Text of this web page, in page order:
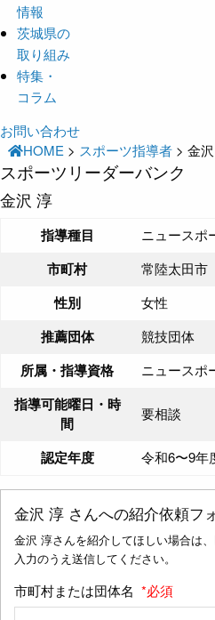
情報
茨城県の
取り組み
特集・
コラム
お問い合わせ
HOME > スポーツ指導者 >金
スポーツリーダーバンク
金沢 淳
指導種目 ニュースポ
市町村 常陸太田市
性別 女性
推薦団体 競技団体
所属・指導資格 ニュースポ
指導可能曜日・時
間
要相談
認定年度 令和6〜9年
金沢 淳 さんへの紹介依頼フ
金沢 淳さんを紹介してほしい場合は
入力のうえ送信してください。
市町村または団体名 *必須